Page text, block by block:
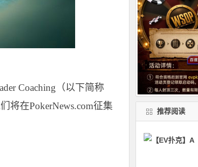
Coaching（以下简称
将在PokerNews.com征集
推荐阅读